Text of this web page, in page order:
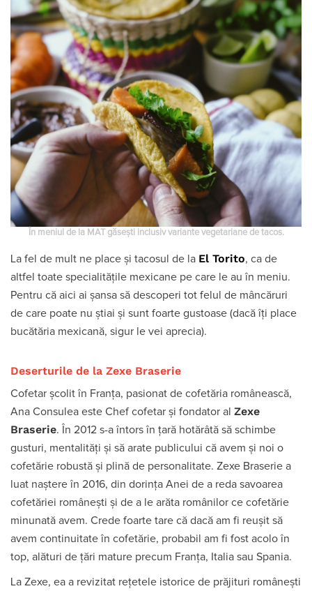
În meniul de la MAT găsești inclusiv variante vegetariane de tacos.
La fel de mult ne place și tacosul de la El Torito, ca de
altfel toate specialitățile mexicane pe care le au în meniu.
Pentru că aici ai șansa să descoperi tot felul de mâncăruri
de care poate nu știai și sunt foarte gustoase (dacă îți place
bucătăria mexicană, sigur le vei aprecia).
Deserturile de la Zexe Braserie
Cofetar școlit în Franța, pasionat de cofetăria românească,
Ana Consulea este Chef cofetar și fondator al Zexe
Braserie. În 2012 s-a întors în țară hotărâtă să schimbe
gusturi, mentalități și să arate publicului că avem și noi o
cofetărie robustă și plină de personalitate. Zexe Braserie a
luat naștere în 2016, din dorința Anei de a reda savoarea
cofetăriei românești și de a le arăta românilor ce cofetărie
minunată avem. Crede foarte tare că dacă am fi reușit să
avem continuitate în cofetărie, probabil am fi fost acolo în
top, alături de țări mature precum Franța, Italia sau Spania.
La Zexe, ea a revizitat rețetele istorice de prăjituri românești